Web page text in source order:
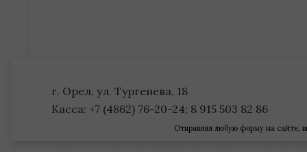
г. Орел, ул. Тургенева, 18
Касса: +7 (4862) 76-20-24; 8 915 503 82 86
Отправляя любую форму на сайте,